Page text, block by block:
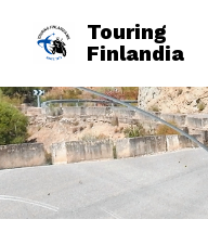
Touring
Finlandia